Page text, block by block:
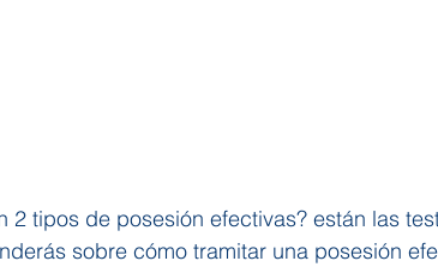
2 tipos de posesión efectivas? están las
sobre cómo tramitar una posesión